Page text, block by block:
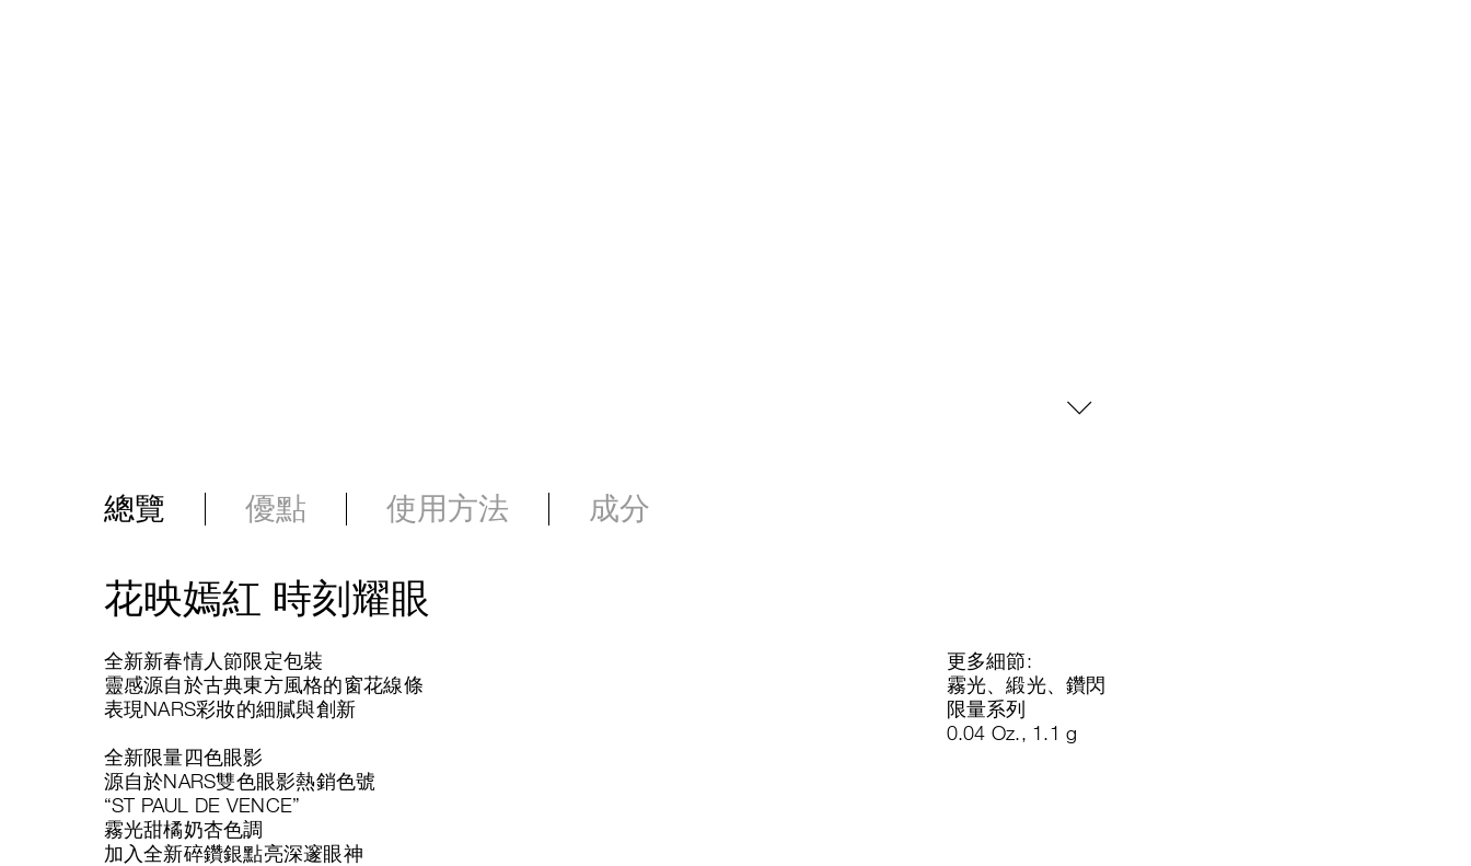
總覽 優點 使用方法 成分
花映嫣紅 時刻耀眼
全新新春情人節限定包裝
靈感源自於古典東方風格的窗花線條
表現NARS彩妝的細膩與創新
全新限量四色眼影
源自於NARS雙色眼影熱銷色號
“ST PAUL DE VENCE”
霧光甜橘奶杏色調
加入全新碎鑽銀點亮深邃眼神
更多細節:
霧光、緞光、鑽閃
限量系列
0.04 Oz., 1.1 g